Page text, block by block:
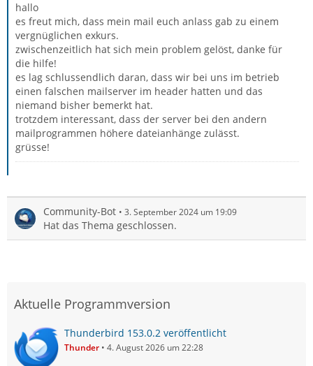
hallo
es freut mich, dass mein mail euch anlass gab zu einem
vergnüglichen exkurs.
zwischenzeitlich hat sich mein problem gelöst, danke für
die hilfe!
es lag schlussendlich daran, dass wir bei uns im betrieb
einen falschen mailserver im header hatten und das
niemand bisher bemerkt hat.
trotzdem interessant, dass der server bei den andern
mailprogrammen höhere dateianhänge zulässt.
grüsse!
Community-Bot 3. September 2024 um 19:09
Hat das Thema geschlossen.
Aktuelle Programmversion
Thunderbird 153.0.2 veröffentlicht
Thunder 4. August 2026 um 22:28